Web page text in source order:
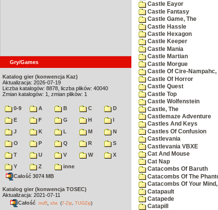
Gry/Games
Katalog gier (konwencja Kaz)
Aktualizacja: 2026-07-19
Liczba katalogów: 8878, liczba plików: 40040
Zmian katalogów: 1, zmian plików: 1
0-9 A B C
D
E
F G H
I
J
K L M
N
O
P Q R
S
T
U V W
X
Y
Z
inne
Całość 3074 MB
Katalog gier (konwencja TOSEC)
Aktualizacja: 2021-07-11
Całość md5 sha (7-Zip TUGZip)
Castle Eayor
Castle Fantasy
Castle Game, The
Castle Hassle
Castle Hexagon
Castle Keeper
Castle Mania
Castle Martian
Castle Morgue
Castle Of Cire-Nampahc,
Castle Of Horror
Castle Quest
Castle Top
Castle Wolfenstein
Castle, The
Castlemaze Adventure
Castles And Keys
Castles Of Confusion
Castlevania
Castlevania VBXE
Cat And Mouse
Cat Nap
Catacombs Of Baruth
Catacombs Of The
Catacombs Of Your
Catapault
Catapede
Catapill